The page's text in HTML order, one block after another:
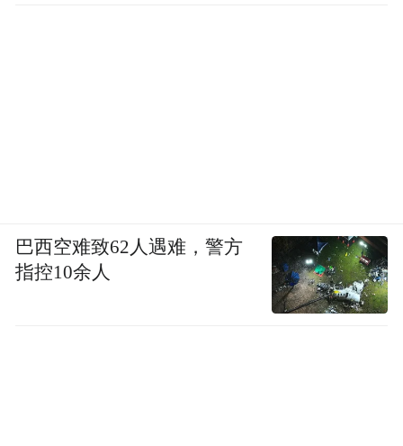
巴西空难致62人遇难，警方
指控10余人